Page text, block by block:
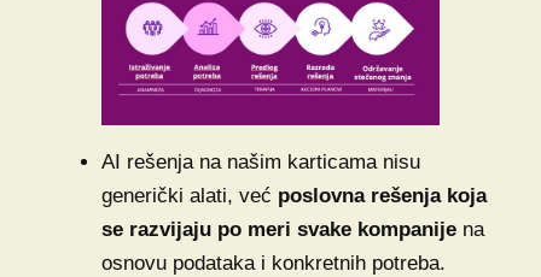
AI rešenja na našim karticama nisu
generički alati, već poslovna rešenja koja
se razvijaju po meri svake kompanije na
osnovu podataka i konkretnih potreba.